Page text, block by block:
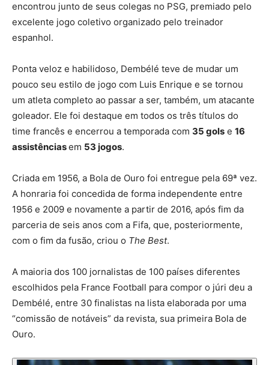
encontrou junto de seus colegas no PSG, premiado pelo
excelente jogo coletivo organizado pelo treinador
espanhol.
Ponta veloz e habilidoso, Dembélé teve de mudar um
pouco seu estilo de jogo com Luis Enrique e se tornou
um atleta completo ao passar a ser, também, um atacante
goleador. Ele foi destaque em todos os três títulos do
time francês e encerrou a temporada com 35 gols e 16
assistênciasem 53 jogos.
Criada em 1956, a Bola de Ouro foi entregue pela 69ª vez.
A honraria foi concedida de forma independente entre
1956 e 2009 e novamente a partir de 2016, após fim da
parceria de seis anos com a Fifa, que, posteriormente,
com o fim da fusão, criou o The Best.
A maioria dos 100 jornalistas de 100 países diferentes
escolhidos pela France Football para compor o júri deu a
Dembélé, entre 30 finalistas na lista elaborada por uma
“comissão de notáveis” da revista, sua primeira Bola de
Ouro.